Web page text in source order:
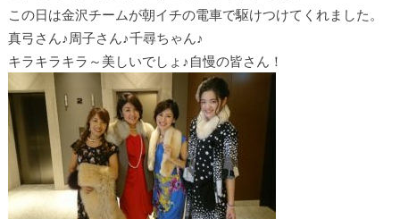
この日は金沢チームが朝イチの電車で駆けつけてくれました。
真弓さん♪周子さん♪千尋ちゃん♪
キラキラキラ～美しいでしょ♪自慢の皆さん！